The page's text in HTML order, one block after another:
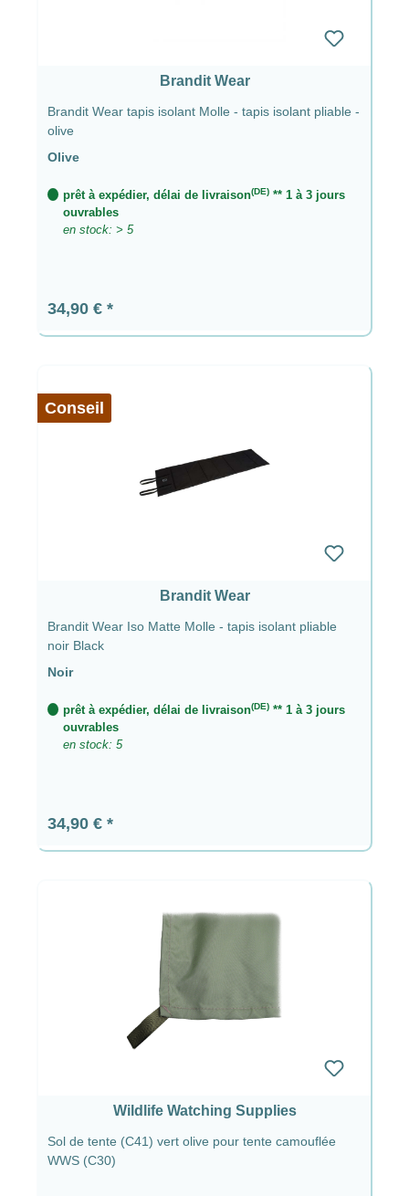
Brandit Wear
Brandit Wear tapis isolant Molle - tapis isolant pliable -
olive
Olive
prêt à expédier, délai de livraison(DE) ** 1 à 3 jours
ouvrables
en stock: > 5
Prix régulier :
34,90 €
Conseil
Brandit Wear
Brandit Wear Iso Matte Molle - tapis isolant pliable
noir Black
Noir
prêt à expédier, délai de livraison(DE) ** 1 à 3 jours
ouvrables
en stock: 5
Prix régulier :
34,90 €
Wildlife Watching Supplies
Sol de tente (C41) vert olive pour tente camouflée
WWS (C30)